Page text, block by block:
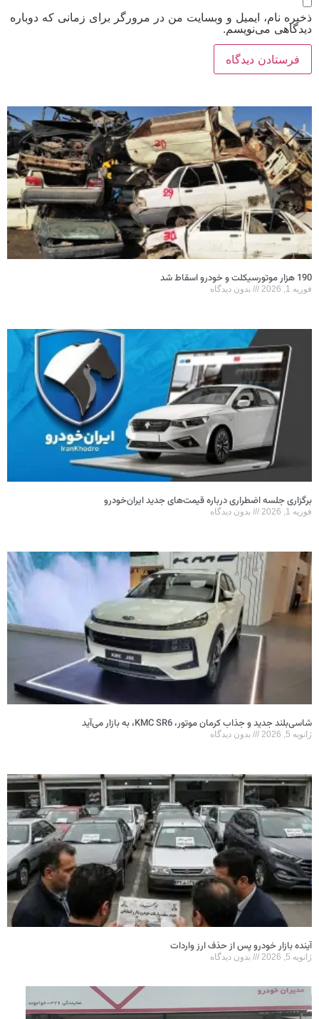
ذخیره نام، ایمیل و وبسایت من در مرورگر برای زمانی که دوباره
دیدگاهی می‌نویسم.
190 هزار موتورسیکلت و خودرو اسقاط شد
فوریه 1, 2026 بدون دیدگاه
برگزاری جلسه اضطراری درباره قیمت‌های جدید ایران‌خودرو
فوریه 1, 2026 بدون دیدگاه
شاسی‌بلند جدید و جذاب کرمان موتور، KMC SR6، به بازار می‌آید
ژانویه 5, 2026 بدون دیدگاه
آینده بازار خودرو پس از حذف ارز واردات
ژانویه 5, 2026 بدون دیدگاه